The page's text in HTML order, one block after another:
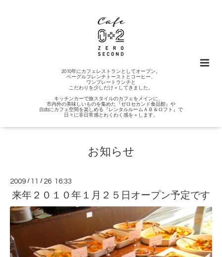
2010年にカフェレストランとしてオープン。
ベーグルフレンチトーストとコーヒー、
ワンプレートランチと
こだわりを少しだけ＋してきました。
キッチンカーで旅スタイルのカフェをメインに、
市内外の美味しいものを集めた『ゼロセカンド食品館』や
自由にカフェ空間を楽しめる『レンタルルームＡＢ＆ロフト』で
日々に非日常感とわくわく感を＋します。
お知らせ
2009 / 11 / 26 16:33
来年２０１０年１月２５日オープン予定です